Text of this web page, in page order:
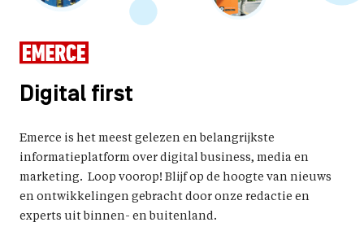
Digital first
Emerce is het meest gelezen en belangrijkste
informatieplatform over digital business, media en
marketing. Loop voorop! Blijf op de hoogte van nieuws
en ontwikkelingen gebracht door onze redactie en
experts uit binnen- en buitenland.